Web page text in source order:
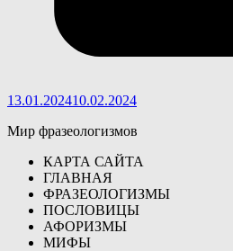
13.01.202410.02.2024
Мир фразеологизмов
КАРТА САЙТА
ГЛАВНАЯ
ФРАЗЕОЛОГИЗМЫ
ПОСЛОВИЦЫ
АФОРИЗМЫ
МИФЫ